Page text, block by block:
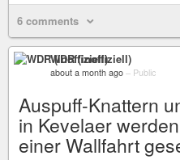
6 comments
WDR (inoffiziell)
about a month ago – Public
Auspuff-Knattern
in Kevelaer
einer Wallfahrt